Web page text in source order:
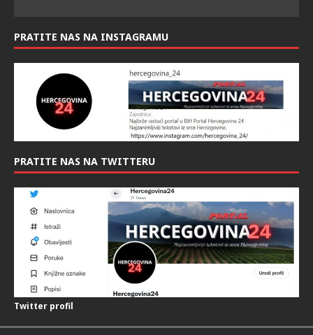
PRATITE NAS NA INSTAGRAMU
PRATITE NAS NA TWITTERU
Twitter profil